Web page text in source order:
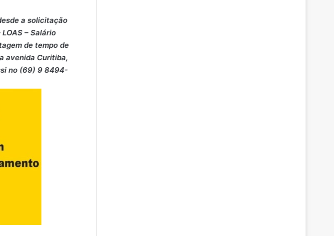
a solicitação
– ⁠Salário
de tempo de
avenida Curitiba,
no (69) 9 8494-